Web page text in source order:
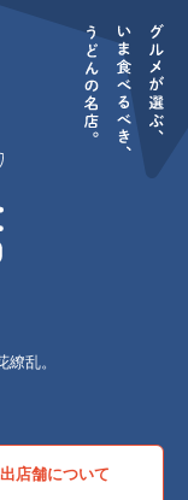
乱。
店舗について